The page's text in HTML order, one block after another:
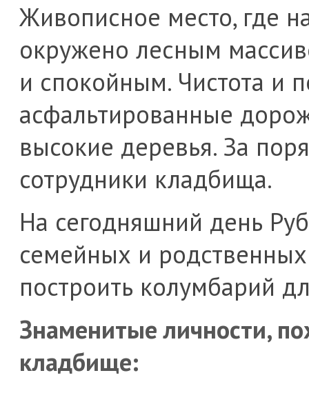
Живописное место, где
окружено лесным
и спокойным. Чистота и
асфальтированные
высокие деревья. За
сотрудники кладбища.
На сегодняшний день
семейных и
построить колумбарий
Знаменитые личности,
кладбище: